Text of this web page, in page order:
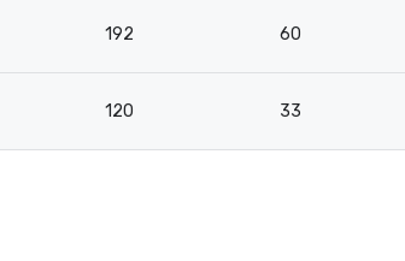
192 60
120 33